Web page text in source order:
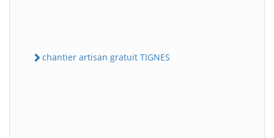
chantier artisan gratuit TIGNES